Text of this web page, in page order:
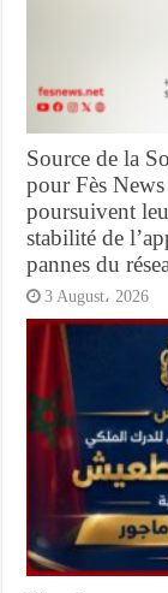
Source de la
pour Fès
poursuivent
stabilité de
pannes du
3 August، 2026